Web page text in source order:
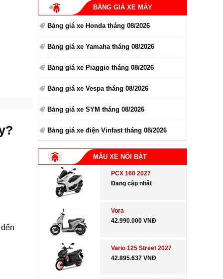
BẢNG GIÁ XE MÁY
Bảng giá xe Honda tháng 08/2026
Bảng giá xe Yamaha tháng 08/2026
Bảng giá xe Piaggio tháng 08/2026
Bảng giá xe Vespa tháng 08/2026
Bảng giá xe SYM tháng 08/2026
Bảng giá xe điện Vinfast tháng 08/2026
MẪU XE NỔI BẬT
PCX 160 2027
Đang cập nhật
Vora
42.990.000 VNĐ
Vario 125 Street 2027
42.895.637 VNĐ